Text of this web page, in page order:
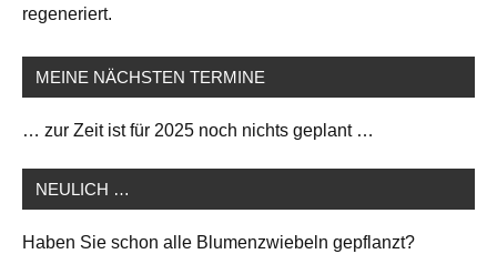
regeneriert.
MEINE NÄCHSTEN TERMINE
… zur Zeit ist für 2025 noch nichts geplant …
NEULICH …
Haben Sie schon alle Blumenzwiebeln gepflanzt?